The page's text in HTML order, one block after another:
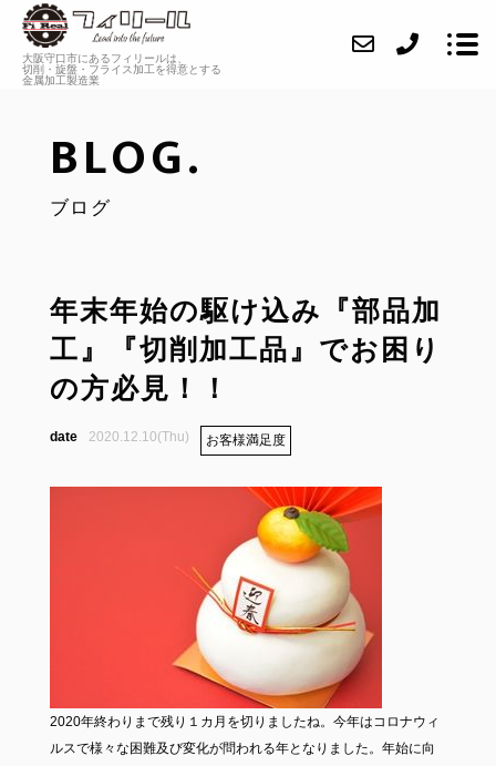
大阪守口市にあるフィリールは、
切削・旋盤・フライス加工を得意とする
金属加工製造業
INFORMATION
FAQ
CONTACT
RECRUIT
BLOG.
ブログ
年末年始の駆け込み『部品加
工』『切削加工品』でお困り
の方必見！！
2020.12.10(Thu) お客様満足度
2020年終わりまで残り１カ月を切りましたね。今年はコロナウィ
ルスで様々な困難及び変化が問われる年となりました。年始に向